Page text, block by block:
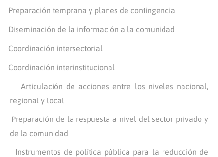
Preparación temprana y planes de contingencia
Diseminación de la información a la comunidad
Coordinación intersectorial
Coordinación interinstitucional
Articulación de acciones entre los niveles nacional,
regional y local
Preparación de la respuesta a nivel del sector privado y
de la comunidad
Instrumentos de política pública para la reducción de